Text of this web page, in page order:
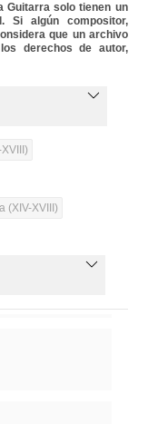
Guitarra solo tienen un
Si algún compositor,
que un archivo
derechos de autor,
(XIV-XVIII)